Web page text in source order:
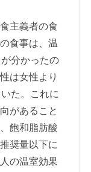
主義者の食
食事は、温
分かったの
は女性より
た。これに
があること
飽和脂肪酸
奨量以下に
の温室効果